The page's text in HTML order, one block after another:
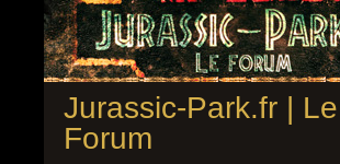
Jurassic-Park.fr | Le
Forum